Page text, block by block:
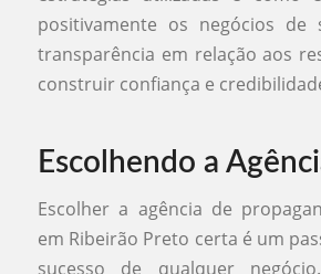
positivamente os negócios de
transparência em relação aos
construir confiança e
Escolhendo a
Escolher a agência de
em Ribeirão Preto certa é um
sucesso de qualquer